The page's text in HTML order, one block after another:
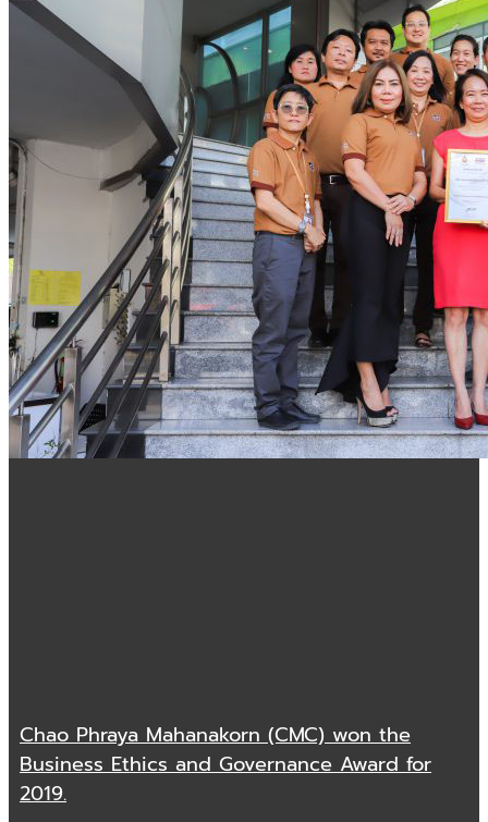
Chao Phraya Mahanakorn (CMC) won the
Business Ethics and Governance Award for
2019.